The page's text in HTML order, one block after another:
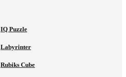
IQ Puzzle
Labyrinter
Rubiks Cube